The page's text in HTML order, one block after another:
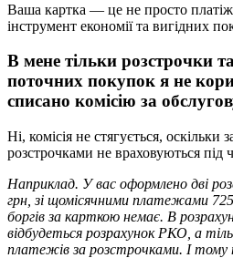
Ваша картка — це не просто платіж
інструмент економії та вигідних по
В мене тільки розстрочки т
поточних покупок я не кор
списано комісію за обслугов
Ні, комісія не стягується, оскільки з
розстрочками не враховуються під ч
Наприклад. У вас оформлено дві роз
грн зі щомісячними платежами 725
боргів за карткою немає. В розраху
відбудеться розрахунок РКО а тіль
платежів за розстрочками. І тому